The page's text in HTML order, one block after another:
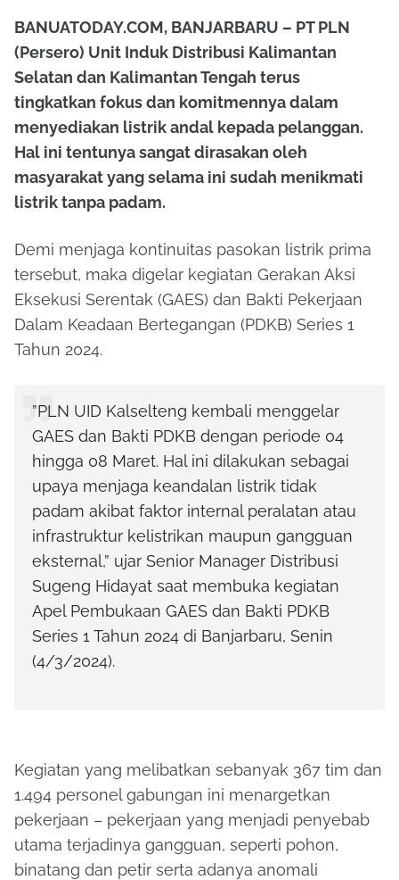
BANUATODAY.COM, BANJARBARU – PT PLN
(Persero) Unit Induk Distribusi Kalimantan
Selatan dan Kalimantan Tengah terus
tingkatkan fokus dan komitmennya dalam
menyediakan listrik andal kepada pelanggan.
Hal ini tentunya sangat dirasakan oleh
masyarakat yang selama ini sudah menikmati
listrik tanpa padam.
Demi menjaga kontinuitas pasokan listrik prima
tersebut, maka digelar kegiatan Gerakan Aksi
Eksekusi Serentak (GAES) dan Bakti Pekerjaan
Dalam Keadaan Bertegangan (PDKB) Series 1
Tahun 2024.
”PLN UID Kalselteng kembali menggelar
GAES dan Bakti PDKB dengan periode 04
hingga 08 Maret. Hal ini dilakukan sebagai
upaya menjaga keandalan listrik tidak
padam akibat faktor internal peralatan atau
infrastruktur kelistrikan maupun gangguan
eksternal,” ujar Senior Manager Distribusi
Sugeng Hidayat saat membuka kegiatan
Apel Pembukaan GAES dan Bakti PDKB
Series 1 Tahun 2024 di Banjarbaru, Senin
(4/3/2024).
Kegiatan yang melibatkan sebanyak 367 tim dan
1.494 personel gabungan ini menargetkan
pekerjaan – pekerjaan yang menjadi penyebab
utama terjadinya gangguan, seperti pohon,
binatang dan petir serta adanya anomali